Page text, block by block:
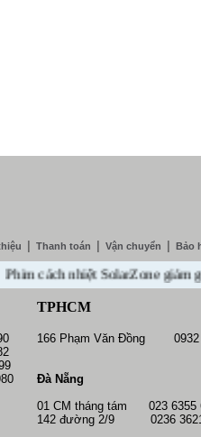
Thanh toán Vận chuyển Bảo
cách nhiệt SolarZone giảm giá
TPHCM
166 Phạm Văn Đồng 0932
Đà Nẵng
01 CM tháng tám 023 6355
142 đường 2/9 0236